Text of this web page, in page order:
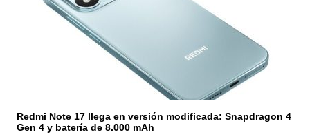
t
Redmi Note 17 llega en versión modificada: Snapdragon 4
Gen 4 y batería de 8.000 mAh